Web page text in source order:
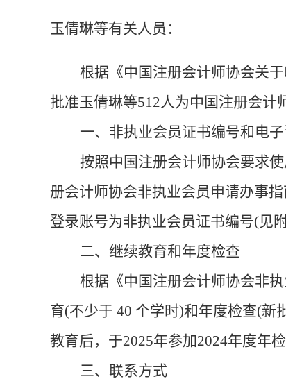
玉倩琳等有关人员：
根据《中国注册会计师协会关
批准玉倩琳等512人为中国注册会计
一、非执业会员证书编号和电
按照中国注册会计师协会要求
册会计师协会非执业会员申请办事指
登录账号为非执业会员证书编号(见
二、继续教育和年度检查
根据《中国注册会计师协会非
育(不少于 40 个学时)和年度检查(新
教育后，于2025年参加2024年度年
三、联系方式